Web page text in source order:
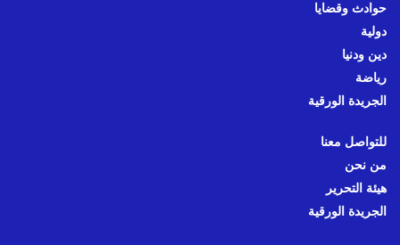
حوادث وقضايا
دولية
دين ودنيا
رياضة
الجريدة الورقية
للتواصل معنا
من نحن
هيئة التحرير
الجريدة الورقية